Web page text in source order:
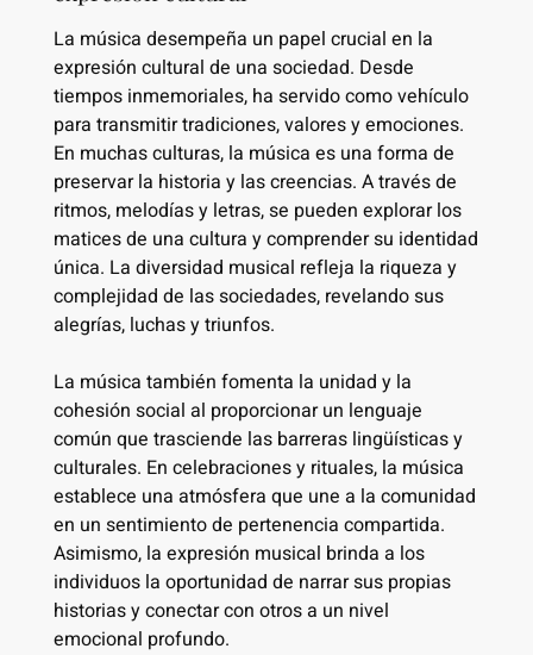
La música desempeña un papel crucial en la
expresión cultural de una sociedad. Desde
tiempos inmemoriales, ha servido como vehículo
para transmitir tradiciones, valores y emociones.
En muchas culturas, la música es una forma de
preservar la historia y las creencias. A través de
ritmos, melodías y letras, se pueden explorar los
matices de una cultura y comprender su identidad
única. La diversidad musical refleja la riqueza y
complejidad de las sociedades, revelando sus
alegrías, luchas y triunfos.
La música también fomenta la unidad y la
cohesión social al proporcionar un lenguaje
común que trasciende las barreras lingüísticas y
culturales. En celebraciones y rituales, la música
establece una atmósfera que une a la comunidad
en un sentimiento de pertenencia compartida.
Asimismo, la expresión musical brinda a los
individuos la oportunidad de narrar sus propias
historias y conectar con otros a un nivel
emocional profundo.